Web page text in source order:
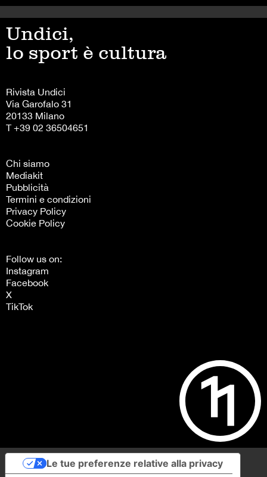
Undici,
lo sport è cultura
Rivista Undici
Via Garofalo 31
20133 Milano
T +39 02 36504651
Chi siamo
Mediakit
Pubblicità
Termini e condizioni
Privacy Policy
Cookie Policy
Follow us on:
Instagram
Facebook
X
TikTok
Le tue preferenze relative alla privacy